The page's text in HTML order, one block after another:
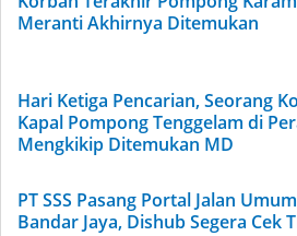
Meranti Akhirnya Ditemukan
Hari Ketiga Pencarian, Seorang
Kapal Pompong Tenggelam di
Mengkikip Ditemukan MD
PT SSS Pasang Portal Jalan
Bandar Jaya, Dishub Segera Cek